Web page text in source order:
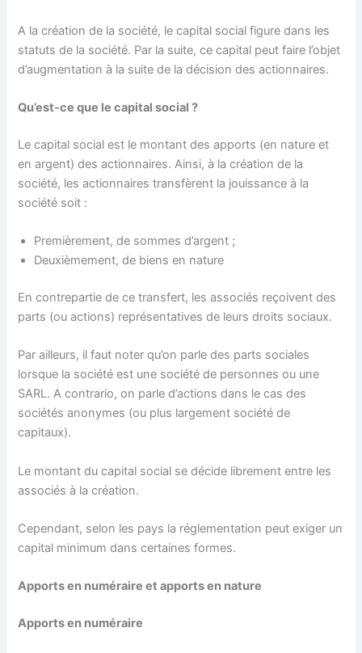
A la création de la société, le capital social figure dans les
statuts de la société. Par la suite, ce capital peut faire l’objet
d’augmentation à la suite de la décision des actionnaires.
Qu’est-ce que le capital social ?
Le capital social est le montant des apports (en nature et
en argent) des actionnaires. Ainsi, à la création de la
société, les actionnaires transfèrent la jouissance à la
société soit :
Premièrement, de sommes d’argent ;
Deuxièmement, de biens en nature
En contrepartie de ce transfert, les associés reçoivent des
parts (ou actions) représentatives de leurs droits sociaux.
Par ailleurs, il faut noter qu’on parle des parts sociales
lorsque la société est une société de personnes ou une
SARL. A contrario, on parle d’actions dans le cas des
sociétés anonymes (ou plus largement société de
capitaux).
Le montant du capital social se décide librement entre les
associés à la création.
Cependant, selon les pays la réglementation peut exiger un
capital minimum dans certaines formes.
Apports en numéraire et apports en nature
Apports en numéraire